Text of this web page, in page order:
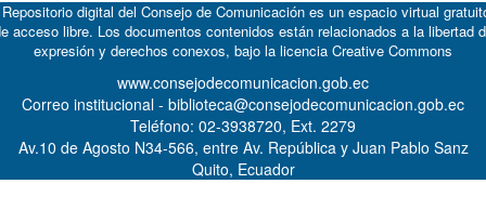
digital del Consejo de Comunicación es un espacio virtual
acceso libre. Los documentos contenidos están relacionados a la libertad
expresión y derechos conexos, bajo la licencia Creative Commons
www.consejodecomunicacion.gob.ec
Correo institucional - biblioteca@consejodecomunicacion.gob.ec
Teléfono: 02-3938720, Ext. 2279
Av.10 de Agosto N34-566, entre Av. República y Juan Pablo Sanz
Quito, Ecuador